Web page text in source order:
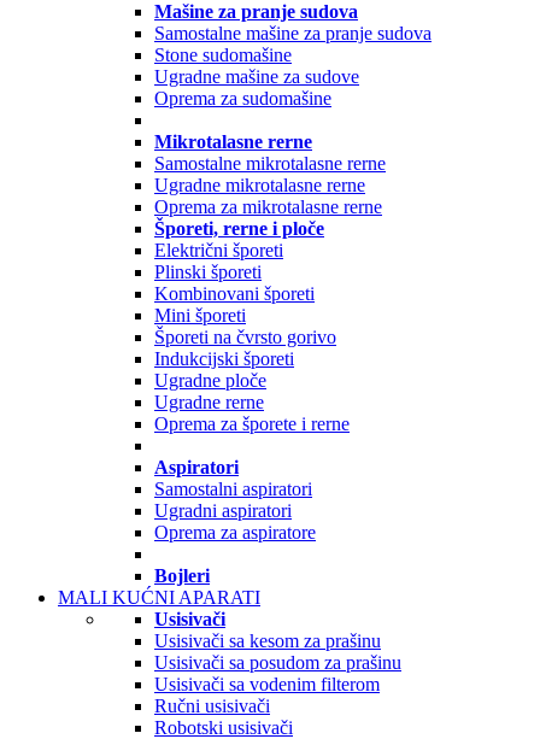
Mašine za pranje sudova
Samostalne mašine za pranje sudova
Stone sudomašine
Ugradne mašine za sudove
Oprema za sudomašine
Mikrotalasne rerne
Samostalne mikrotalasne rerne
Ugradne mikrotalasne rerne
Oprema za mikrotalasne rerne
Šporeti, rerne i ploče
Električni šporeti
Plinski šporeti
Kombinovani šporeti
Mini šporeti
Šporeti na čvrsto gorivo
Indukcijski šporeti
Ugradne ploče
Ugradne rerne
Oprema za šporete i rerne
Aspiratori
Samostalni aspiratori
Ugradni aspiratori
Oprema za aspiratore
Bojleri
MALI KUĆNI APARATI
Usisivači
Usisivači sa kesom za prašinu
Usisivači sa posudom za prašinu
Usisivači sa vodenim filterom
Ručni usisivači
Robotski usisivači